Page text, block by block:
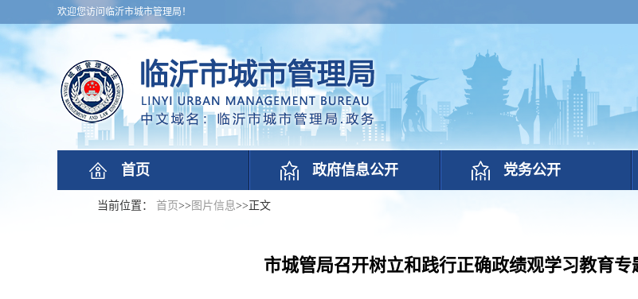
欢迎您访问临沂市城市管理局！
首页 政府信息公开 党务公开
当前位置： 首页>> 图片信息>> 正文
市城管局召开树立和践行正确政绩观学习教育